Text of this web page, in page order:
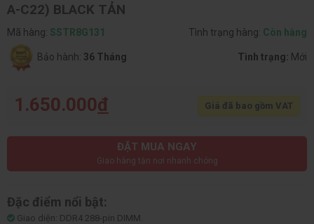
A-C22) BLACK TẢN
Mã hàng: SSTR8G131 Tình trạng hàng: Còn hàng
Bảo hành: 36 Tháng Tình trạng: Mới
1.650.000đ Giá đã bao gồm VAT
ĐẶT MUA NGAY
Giao hàng tận nơi nhanh chóng
Đặc điểm nổi bật:
Giao diện: DDR4 288-pin DIMM.